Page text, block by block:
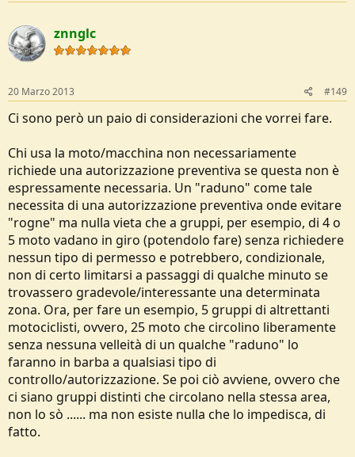
znnglc
20 Marzo 2013 #149
Ci sono però un paio di considerazioni che vorrei fare.
Chi usa la moto/macchina non necessariamente
richiede una autorizzazione preventiva se questa non è
espressamente necessaria. Un "raduno" come tale
necessita di una autorizzazione preventiva onde evitare
"rogne" ma nulla vieta che a gruppi, per esempio, di 4 o
5 moto vadano in giro (potendolo fare) senza richiedere
nessun tipo di permesso e potrebbero, condizionale,
non di certo limitarsi a passaggi di qualche minuto se
trovassero gradevole/interessante una determinata
zona. Ora, per fare un esempio, 5 gruppi di altrettanti
motociclisti, ovvero, 25 moto che circolino liberamente
senza nessuna velleità di un qualche "raduno" lo
faranno in barba a qualsiasi tipo di
controllo/autorizzazione. Se poi ciò avviene, ovvero che
ci siano gruppi distinti che circolano nella stessa area,
non lo sò ...... ma non esiste nulla che lo impedisca, di
fatto.